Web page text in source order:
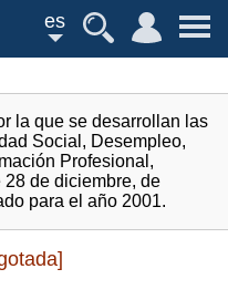
es
la que se desarrollan las
Social, Desempleo,
Profesional,
de diciembre, de
para el año 2001.